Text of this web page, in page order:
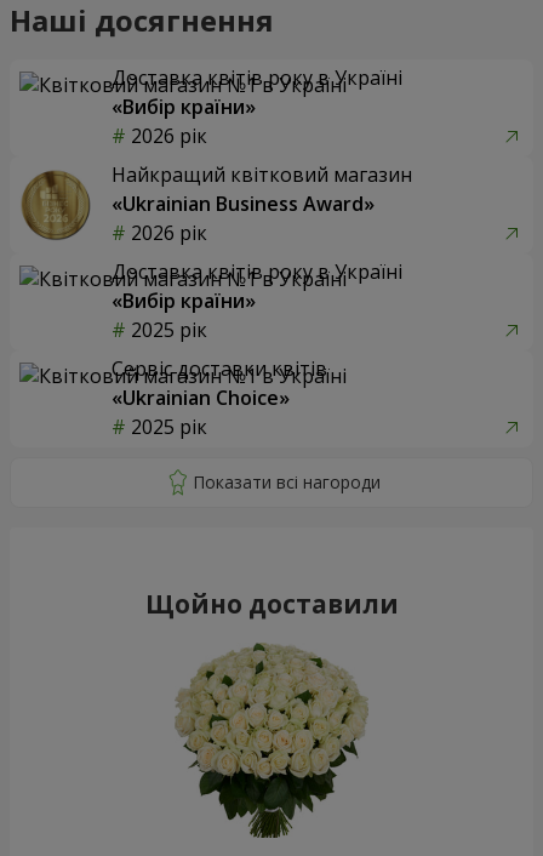
Наші досягнення
Доставка квітів року в Україні
«Вибір країни»
2026 рік
Найкращий квітковий магазин
«Ukrainian Business Award»
2026 рік
Доставка квітів року в Україні
«Вибір країни»
2025 рік
Сервіс доставки квітів
«Ukrainian Choice»
2025 рік
Щойно доставили